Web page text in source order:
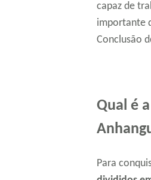
capaz de
importante
Conclusão
Qual é
Para